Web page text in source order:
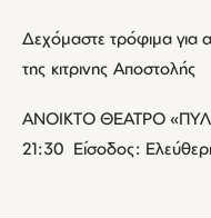
Δεχόμαστε τρόφιμα για
της κιτρινης Αποστολής
ΑΝΟΙΚΤΟ ΘΕΑΤΡΟ
21:30 Είσοδος: